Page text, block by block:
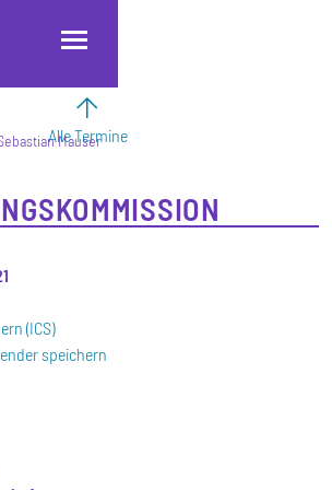
Alle Termine
Mauser
(ICS)
speichern